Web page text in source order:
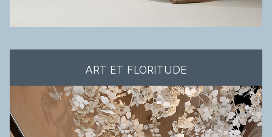
ART ET FLORITUDE